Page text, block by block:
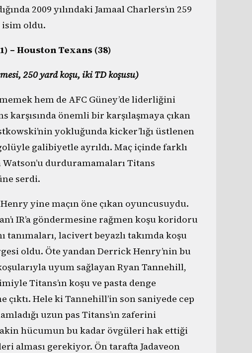
2009 yılındaki Jamaal Charlers’ın 259
isim oldu.
– Houston Texans (38)
250 yard koşu, iki TD koşusu)
hem de AFC Güney’de liderliğini
karşısında önemli bir karşılaşmaya çıkan
yokluğunda kicker’lığı üstlenen
galibiyetle ayrıldı. Maç içinde farklı
durduramamaları Titans
serdi.
yine maçın öne çıkan oyuncusuydu.
IR’a göndermesine rağmen koşu koridoru
tanımaları, lacivert beyazlı takımda koşu
oldu. Öte yandan Derrick Henry’nin bu
uyum sağlayan Ryan Tannehill,
Titans’ın koşu ve pasta denge
Hele ki Tannehill’in son saniyede cep
uzun pas Titans’ın zaferini
hücumun bu kadar övgüleri hak ettiği
alması gerekiyor. Ön tarafta Jadaveon